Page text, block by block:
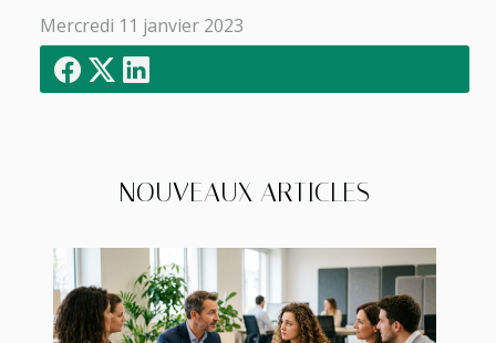
NOUVEAUX ARTICLES
Mercredi 11 janvier 2023